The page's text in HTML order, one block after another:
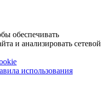
обеспечивать
и анализировать сетевой
использования